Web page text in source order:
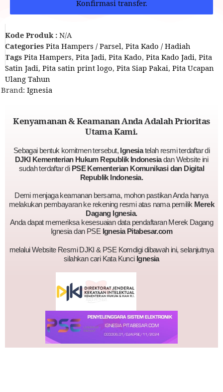
Konfirmasi transfer.
Kode Produk : N/A
Categories Pita Hampers / Parsel, Pita Kado / Hadiah
Tags Pita Hampers, Pita Jadi, Pita Kado, Pita Kado Jadi, Pita
Satin Jadi, Pita satin print logo, Pita Siap Pakai, Pita Ucapan
Ulang Tahun
Brand: Ignesia
Kenyamanan & Keamanan Anda Adalah Prioritas
Utama Kami.
Sebagai bentuk komitmen tersebut, Ignesiatelah resmi terdaftar di
DJKI Kementerian Hukum Republik Indonesiadan Website ini
sudah terdaftar di PSE Kementerian Komunikasi dan Digital
Republik Indonesia.
Demi menjaga keamanan bersama, mohon pastikan Anda hanya
melakukan pembayaran ke rekening resmi atas nama pemilik Merek
Dagang Ignesia.
Anda dapat memeriksa kesesuaian data pendaftaran Merek Dagang
Ignesia dan PSE Ignesia Pitabesar.com
melalui Website Resmi DJKI & PSE Komdigi dibawah ini, selanjutnya
silahkan cari Kata Kunci Ignesia